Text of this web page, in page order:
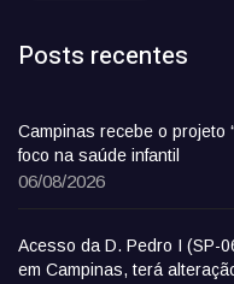
Posts recentes
Campinas recebe o projeto
foco na saúde infantil
06/08/2026
Acesso da D. Pedro I (SP-
em Campinas, terá